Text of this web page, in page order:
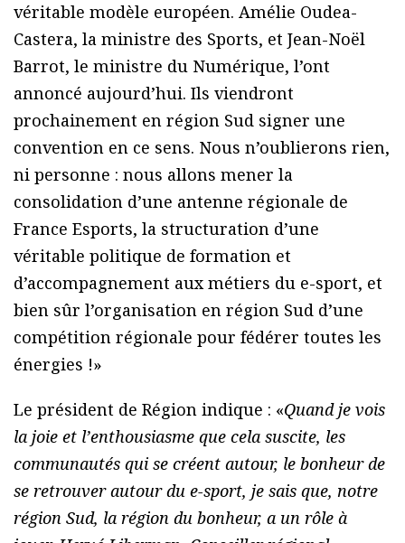
véritable modèle européen. Amélie Oudea-
Castera, la ministre des Sports, et Jean-Noël
Barrot, le ministre du Numérique, l’ont
annoncé aujourd’hui. Ils viendront
prochainement en région Sud signer une
convention en ce sens. Nous n’oublierons rien,
ni personne : nous allons mener la
consolidation d’une antenne régionale de
France Esports, la structuration d’une
véritable politique de formation et
d’accompagnement aux métiers du e-sport, et
bien sûr l’organisation en région Sud d’une
compétition régionale pour fédérer toutes les
énergies !»
Le président de Région indique : «Quand je vois
la joie et l’enthousiasme que cela suscite, les
communautés qui se créent autour, le bonheur de
se retrouver autour du e-sport, je sais que, notre
région Sud, la région du bonheur, a un rôle à